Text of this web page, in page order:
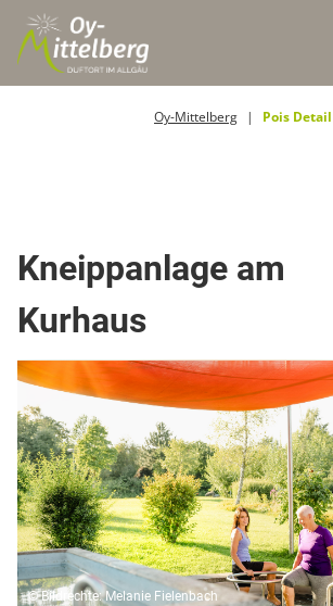
Oy-Mittelberg Pois Detail
Kneippanlage am
Kurhaus
© Bildrechte: Melanie Fielenbach